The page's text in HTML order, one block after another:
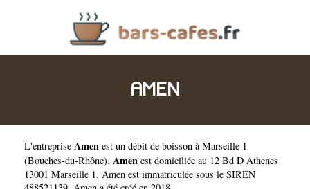
AMEN
L'entreprise Amen est un débit de boisson à Marseille 1
(Bouches-du-Rhône). Amen est domiciliée au 12 Bd D Athenes
13001 Marseille 1. Amen est immatriculée sous le SIREN